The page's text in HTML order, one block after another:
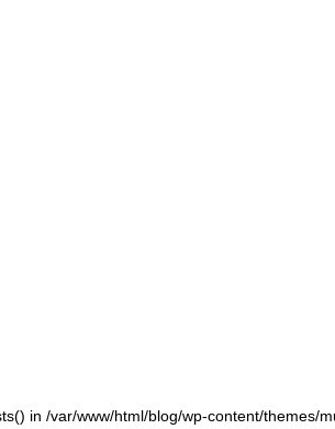
in /var/www/html/blog/wp-content/